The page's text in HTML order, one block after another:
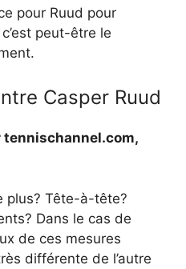
pour Ruud pour
peut-être le
Casper Ruud
tennischannel.com,
plus? Tête-à-tête?
Dans le cas de
de ces mesures
différente de l’autre